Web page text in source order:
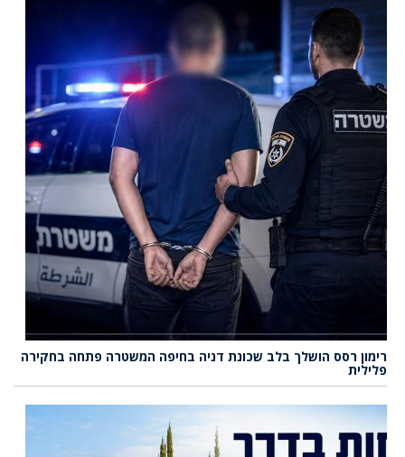
רימון רסס הושלך בלב שכונת דניה בחיפה המשטרה פתחה בחקירה
פלילית